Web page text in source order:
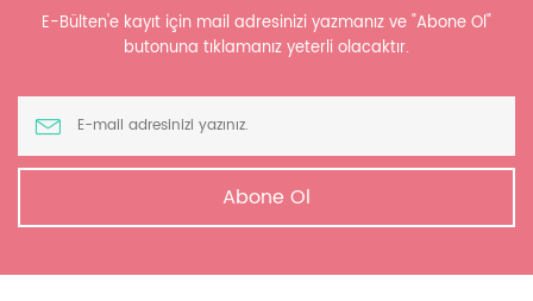
E-Bülten'e kayıt için mail adresinizi yazmanız ve "Abone Ol"
butonuna tıklamanız yeterli olacaktır.
Abone Ol